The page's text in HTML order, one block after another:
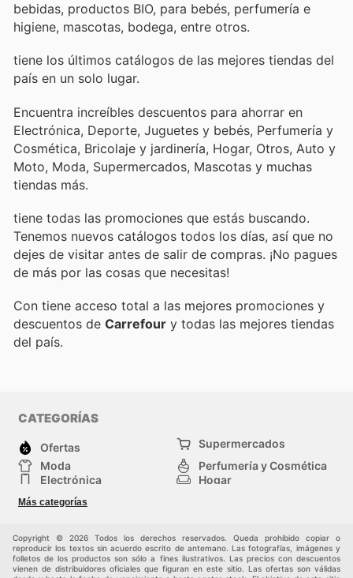
bebidas, productos BIO, para bebés, perfumería e
higiene, mascotas, bodega, entre otros.
tiene los últimos catálogos de las mejores tiendas del
país en un solo lugar.
Encuentra increíbles descuentos para ahorrar en
Electrónica, Deporte, Juguetes y bebés, Perfumería y
Cosmética, Bricolaje y jardinería, Hogar, Otros, Auto y
Moto, Moda, Supermercados, Mascotas y muchas
tiendas más.
tiene todas las promociones que estás buscando.
Tenemos nuevos catálogos todos los días, así que no
dejes de visitar antes de salir de compras. ¡No pagues
de más por las cosas que necesitas!
Con tiene acceso total a las mejores promociones y
descuentos de Carrefour y todas las mejores tiendas
del país.
CATEGORÍAS
Ofertas
Supermercados
Moda
Perfumería y Cosmética
Electrónica
Hogar
Deporte
Juguetes y bebés
Más categorías
Copyright © 2026 Todos los derechos reservados. Queda prohibido copiar o
reproducir los textos sin acuerdo escrito de antemano. Las fotografías, imágenes y
folletos de los productos son sólo a fines ilustrativos. Las precios con descuentos
vienen de distribuidores oficiales que figuran en este sitio. Las ofertas son válidas